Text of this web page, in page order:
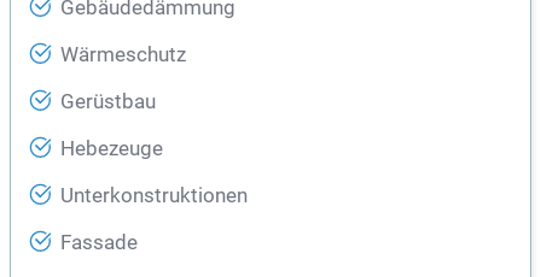
Gebäudedämmung
Wärmeschutz
Gerüstbau
Hebezeuge
Unterkonstruktionen
Fassade